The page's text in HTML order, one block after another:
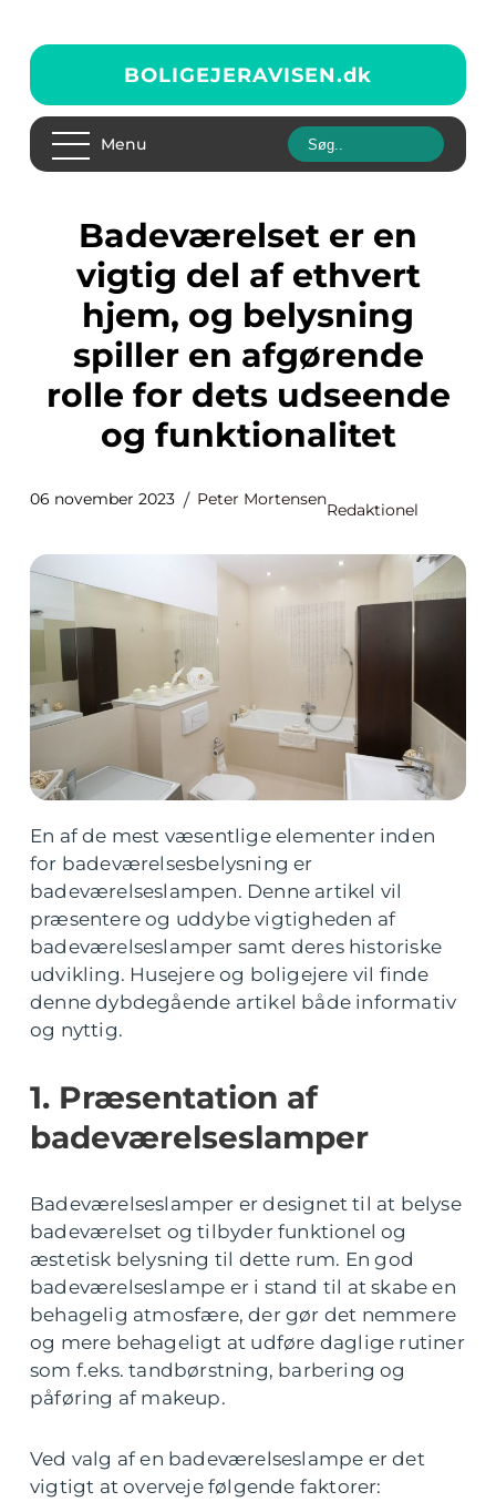
BOLIGEJERAVISEN.dk
Menu
Badeværelset er en
vigtig del af ethvert
hjem, og belysning
spiller en afgørende
rolle for dets udseende
og funktionalitet
06 november 2023 Peter Mortensen
Redaktionel
En af de mest væsentlige elementer inden
for badeværelsesbelysning er
badeværelseslampen. Denne artikel vil
præsentere og uddybe vigtigheden af
badeværelseslamper samt deres historiske
udvikling. Husejere og boligejere vil finde
denne dybdegående artikel både informativ
og nyttig.
1. Præsentation af
badeværelseslamper
Badeværelseslamper er designet til at belyse
badeværelset og tilbyder funktionel og
æstetisk belysning til dette rum. En god
badeværelseslampe er i stand til at skabe en
behagelig atmosfære, der gør det nemmere
og mere behageligt at udføre daglige rutiner
som f.eks. tandbørstning, barbering og
påføring af makeup.
Ved valg af en badeværelseslampe er det
vigtigt at overveje følgende faktorer: